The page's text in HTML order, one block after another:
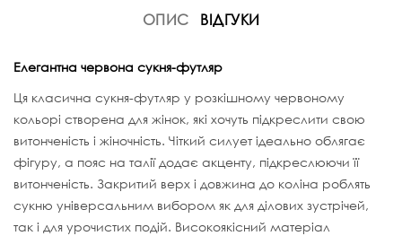
ОПИС ВІДГУКИ
Елегантна червона сукня-футляр
Ця класична сукня-футляр у розкішному червоному
кольорі створена для жінок, які хочуть підкреслити свою
витонченість і жіночність. Чіткий силует ідеально облягає
фігуру, а пояс на талії додає акценту, підкреслюючи її
витонченість. Закритий верх і довжина до коліна роблять
сукню універсальним вибором як для ділових зустрічей,
так і для урочистих подій. Високоякісний матеріал